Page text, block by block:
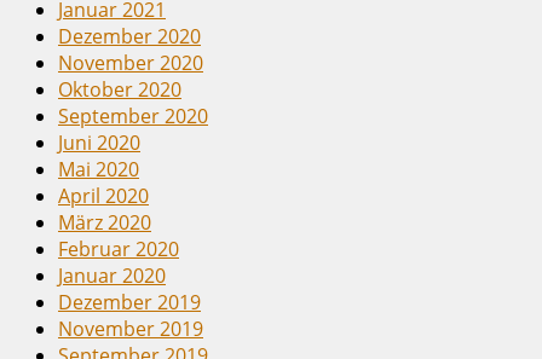
Januar 2021
Dezember 2020
November 2020
Oktober 2020
September 2020
Juni 2020
Mai 2020
April 2020
März 2020
Februar 2020
Januar 2020
Dezember 2019
November 2019